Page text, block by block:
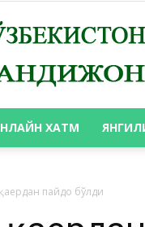
ХАТМ
пайдо бўлди